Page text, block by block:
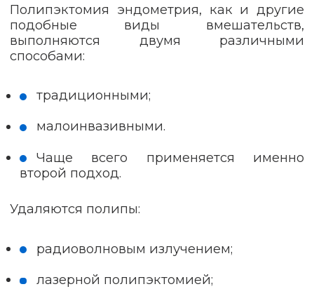
Полипэктомия эндометрия, как и другие
подобные виды вмешательств,
выполняются двумя различными
способами:
традиционными;
малоинвазивными.
Чаще всего применяется именно
второй подход.
Удаляются полипы:
радиоволновым излучением;
лазерной полипэктомией;